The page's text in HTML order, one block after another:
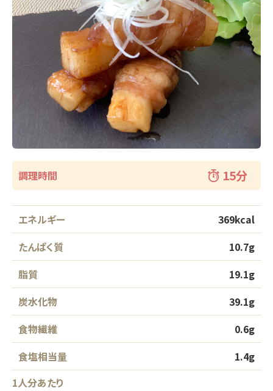
エステティックサロン
スギヤマカード ポイントカードでお得
スギヤマカード スギヤママネーのご紹介
スギヤマカードマイページ
スギヤマ公式アプリ
スギヤマ公式アプリ：お得！便利！アプリの使い方
スギヤマ公式アプリ：デジタル会員証登録
LINEで友だち登録！
しそ油（えごま油）
地域イベント活動
やさしいレシピ
取り組み：在宅事業
取り組み：学会報告
取り組み：子育て支援
本社へのアクセス
ドラッグストア隣接クリニック開業物件紹介
キャリア採用 正社員
総合職・エステティシャン職
パート・アルバイト
ドラッグストアスタッフ・医療事務
同好会・社内関連サイト
調理時間 15分
1人分あたり
エネルギー
369kcal
たんぱく質
10.7g
脂質
19.1g
炭水化物
39.1g
食物繊維
0.6g
食塩相当量
1.4g